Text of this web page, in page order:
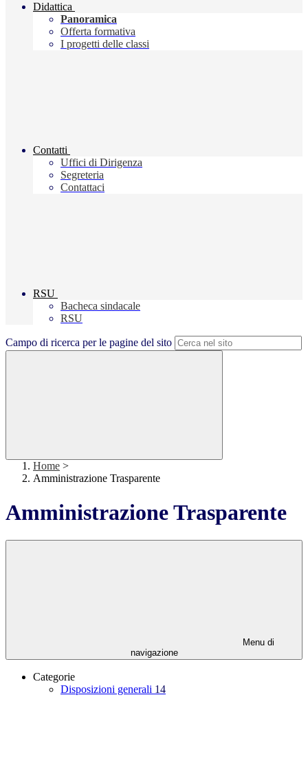
Didattica
Panoramica
Offerta formativa
I progetti delle classi
Contatti
Uffici di Dirigenza
Segreteria
Contattaci
RSU
Bacheca sindacale
RSU
Campo di ricerca per le pagine del sito
Home >
Amministrazione Trasparente
Amministrazione Trasparente
Menu di
navigazione
Categorie
Disposizioni generali 14